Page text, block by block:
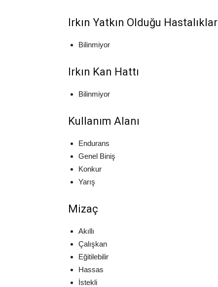
Irkın Yatkın Olduğu Hastalıklar
Bilinmiyor
Irkın Kan Hattı
Bilinmiyor
Kullanım Alanı
Endurans
Genel Biniş
Konkur
Yarış
Mizaç
Akıllı
Çalışkan
Eğitilebilir
Hassas
İstekli